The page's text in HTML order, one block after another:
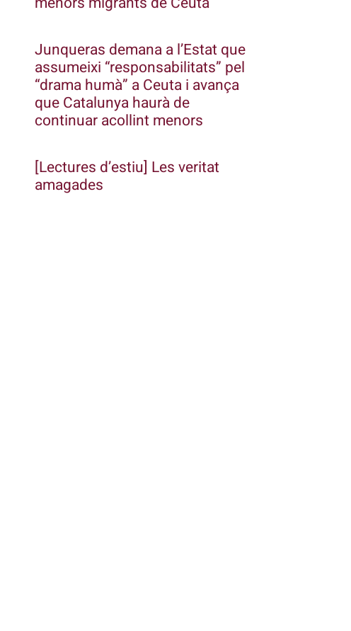
Junqueras demana a l’Estat que
assumeixi “responsabilitats” pel
“drama humà” a Ceuta i avança
que Catalunya haurà de
continuar acollint menors
[Lectures d’estiu] Les veritat
amagades